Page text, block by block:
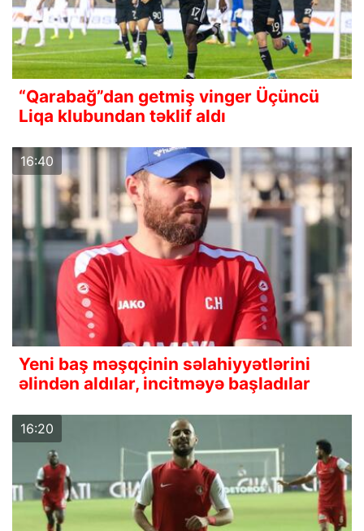
“Qarabağ”dan getmiş vinger Üçüncü
Liqa klubundan təklif aldı
16:40
Yeni baş məşqçinin səlahiyyətlərini
əlindən aldılar, incitməyə başladılar
16:20